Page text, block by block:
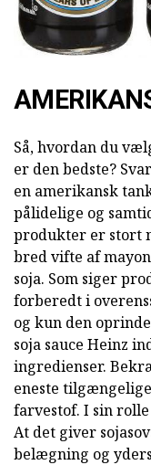
Så, hvordan du
er den bedste?
en amerikansk
pålidelige og
produkter er stort
bred vifte af
soja. Som siger
forberedt i
og kun den
soja sauce Heinz
ingredienser.
eneste
farvestof. I sin
At det giver
belægning og